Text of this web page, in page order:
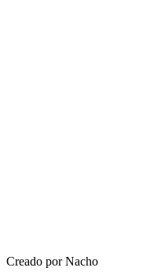
Creado por Nacho